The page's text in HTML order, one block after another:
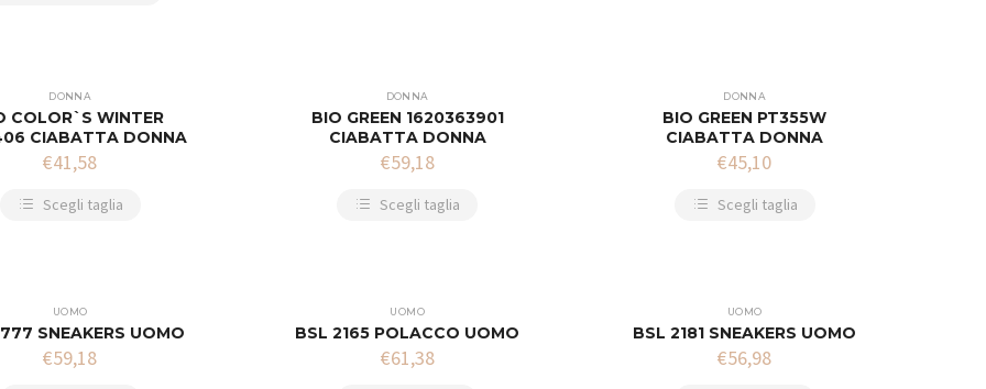
DONNA
COLOR`S WINTER
CIABATTA DONNA
€41,58
Scegli taglia
DONNA
BIO GREEN 1620363901
CIABATTA DONNA
€59,18
Scegli taglia
DONNA
BIO GREEN PT355W
CIABATTA DONNA
€45,10
Scegli taglia
UOMO
SNEAKERS UOMO
€59,18
UOMO
BSL 2165 POLACCO UOMO
€61,38
UOMO
BSL 2181 SNEAKERS UOMO
€56,98